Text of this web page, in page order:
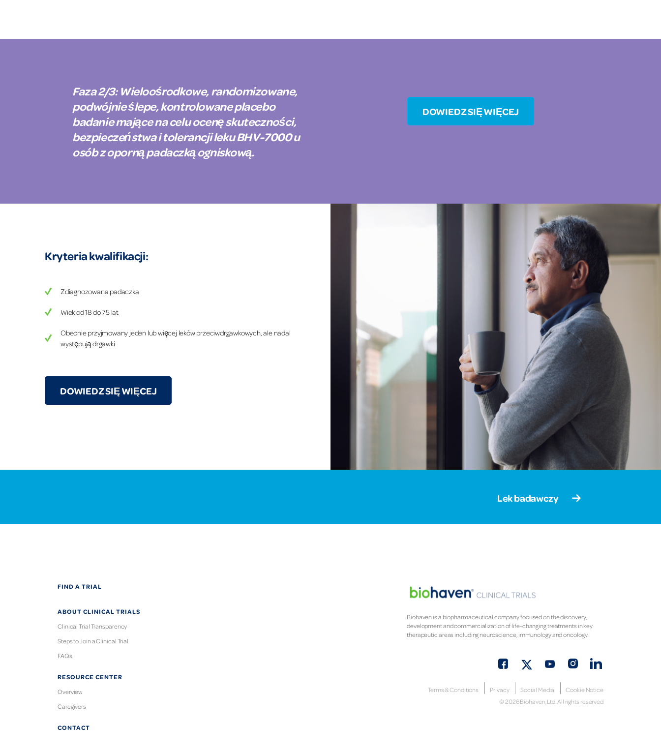
Faza 2/3: Wieloośrodkowe, randomizowane,
podwójnie ślepe, kontrolowane placebo
badanie mające na celu ocenę skuteczności,
bezpieczeństwa i tolerancji leku BHV-7000 u
osób z oporną padaczką ogniskową.
DOWIEDZ SIĘ WIĘCEJ
Kryteria kwalifikacji:
Zdiagnozowana padaczka
Wiek od 18 do 75 lat
Obecnie przyjmowany jeden lub więcej leków przeciwdrgawkowych, ale nadal
występują drgawki
DOWIEDZ SIĘ WIĘCEJ
Lek badawczy
FIND A TRIAL
ABOUT CLINICAL TRIALS
Clinical Trial Transparency
Steps to Join a Clinical Trial
FAQs
RESOURCE CENTER
Overview
Caregivers
CONTACT
Biohaven is a biopharmaceutical company focused on the discovery,
development and commercialization of life-changing treatments in key
therapeutic areas including neuroscience, immunology and oncology.
Terms & Conditions Privacy Social Media
Cookie Notice
©2026Biohaven, Ltd. All rights reserved